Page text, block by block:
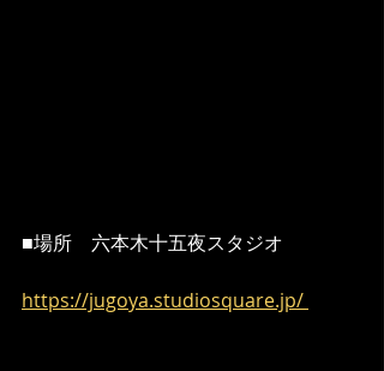
■場所　六本木十五夜スタジオ
https://jugoya.studiosquare.jp/